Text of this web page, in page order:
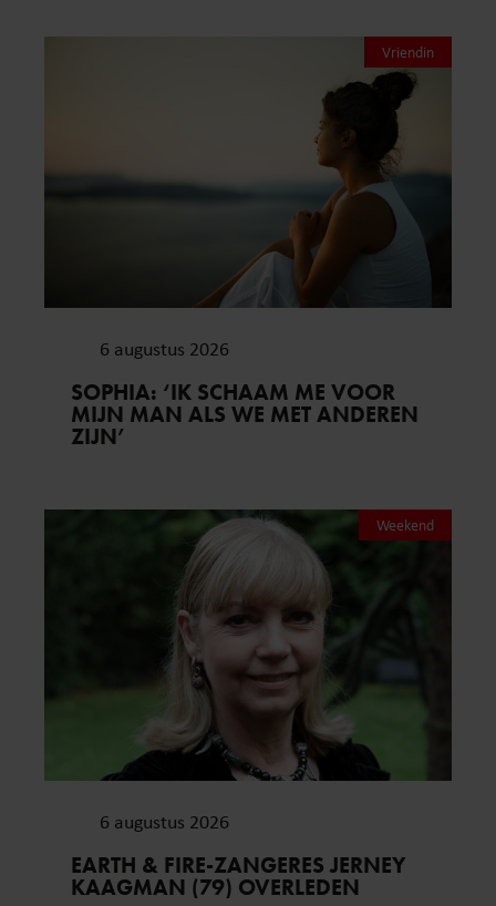
Vriendin
6 augustus 2026
SOPHIA: ‘IK SCHAAM ME VOOR
MIJN MAN ALS WE MET ANDEREN
ZIJN’
Weekend
6 augustus 2026
EARTH & FIRE-ZANGERES JERNEY
KAAGMAN (79) OVERLEDEN